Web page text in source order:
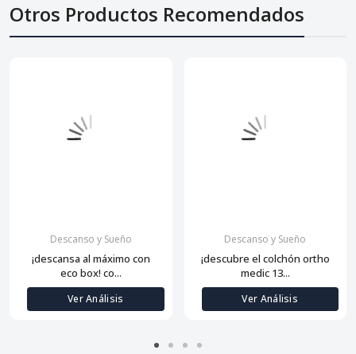
Otros Productos Recomendados
Descanso y Sueño
¡descansa al máximo con
eco box! co...
Ver Análisis
Descanso y Sueño
¡descubre el colchón ortho
medic 13...
Ver Análisis